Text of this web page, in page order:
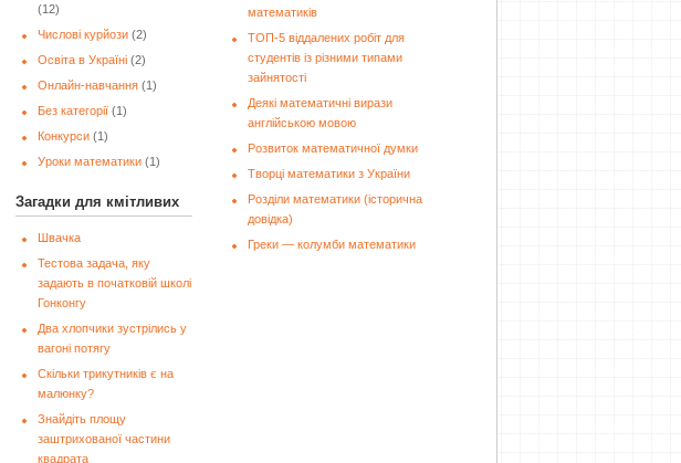
(12)
Числові курйози (2)
Освіта в Україні (2)
Онлайн-навчання (1)
Без категорії (1)
Конкурси (1)
Уроки математики (1)
Загадки для кмітливих
Швачка
Тестова задача, яку
задають в початковій школі
Гонконгу
Два хлопчики зустрілись у
вагоні потягу
Скільки трикутників є на
малюнку?
Знайдіть площу
заштрихованої частини
квадрата
математиків
ТОП-5 віддалених робіт для
студентів із різними типами
зайнятості
Деякі математичні вирази
англійською мовою
Розвиток математичної думки
Творці математики з України
Розділи математики (історична
довідка)
Греки — колумби математики